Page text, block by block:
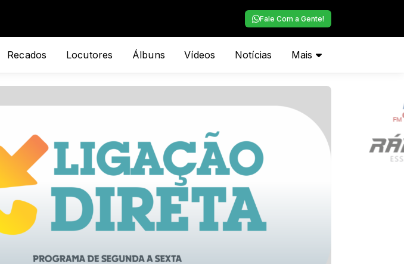
Fale Com a Gente!
Recados Locutores Álbuns Vídeos Notícias Mais